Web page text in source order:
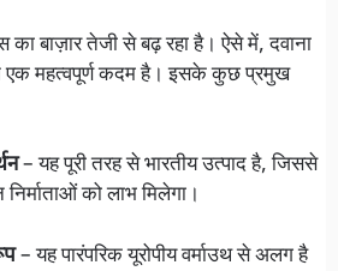
का बाज़ार तेजी से बढ़ रहा है। ऐसे में, दवाना
एक महत्वपूर्ण कदम है। इसके कुछ प्रमुख
– यह पूरी तरह से भारतीय उत्पाद है, जिससे
को लाभ मिलेगा।
– यह पारंपरिक यूरोपीय वर्माउथ से अलग है